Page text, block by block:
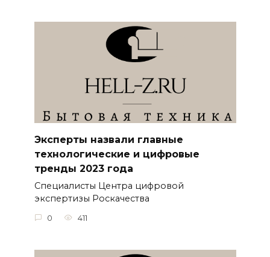
Эксперты назвали главные
технологические и цифровые
тренды 2023 года
Специалисты Центра цифровой
экспертизы Роскачества
0 411